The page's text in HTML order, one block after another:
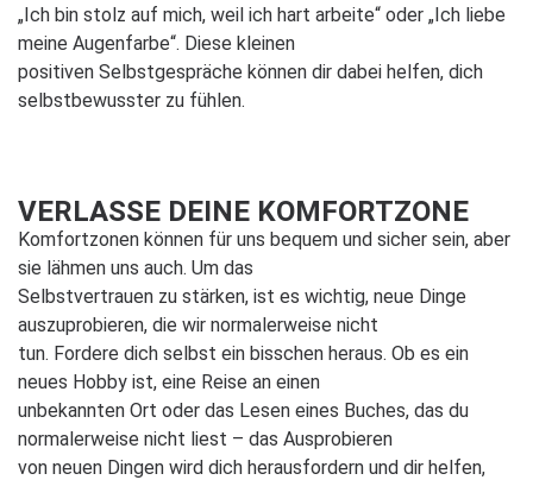
„Ich bin stolz auf mich, weil ich hart arbeite“ oder „Ich liebe
meine Augenfarbe“. Diese kleinen
positiven Selbstgespräche können dir dabei helfen, dich
selbstbewusster zu fühlen.
VERLASSE DEINE KOMFORTZONE
Komfortzonen können für uns bequem und sicher sein, aber
sie lähmen uns auch. Um das
Selbstvertrauen zu stärken, ist es wichtig, neue Dinge
auszuprobieren, die wir normalerweise nicht
tun. Fordere dich selbst ein bisschen heraus. Ob es ein
neues Hobby ist, eine Reise an einen
unbekannten Ort oder das Lesen eines Buches, das du
normalerweise nicht liest – das Ausprobieren
von neuen Dingen wird dich herausfordern und dir helfen,